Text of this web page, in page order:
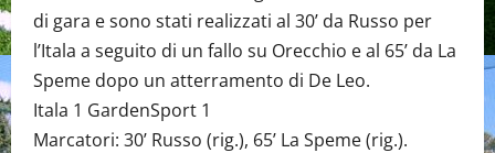
di gara e sono stati realizzati al 30’ da Russo per
l’Itala a seguito di un fallo su Orecchio e al 65’ da La
Speme dopo un atterramento di De Leo.
Itala 1 GardenSport 1
Marcatori: 30’ Russo (rig.), 65’ La Speme (rig.).